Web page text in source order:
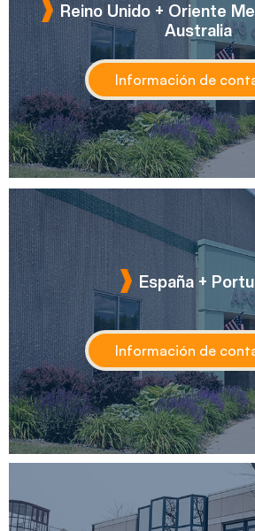
Reino Unido + Oriente
Australia
Información de
España +
Información de
EE.UU. +
Reino Unido +
España +